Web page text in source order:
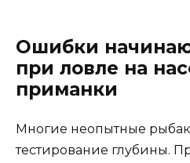
Ошибки
при ловле на
приманки
Многие неопытные
тестирование глубины.